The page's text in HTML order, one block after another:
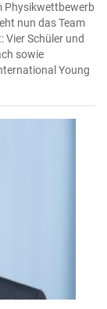
Physikwettbewerb
nun das Team
Vier Schüler und
sowie
Young